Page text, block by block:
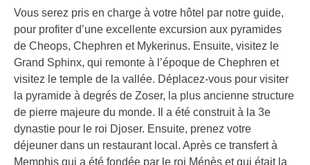
Vous serez pris en charge à votre hôtel par notre guide,
pour profiter d’une excellente excursion aux pyramides
de Cheops, Chephren et Mykerinus. Ensuite, visitez le
Grand Sphinx, qui remonte à l’époque de Chephren et
visitez le temple de la vallée. Déplacez-vous pour visiter
la pyramide à degrés de Zoser, la plus ancienne structure
de pierre majeure du monde. Il a été construit à la 3e
dynastie pour le roi Djoser. Ensuite, prenez votre
déjeuner dans un restaurant local. Après ce transfert à
Memphis qui a été fondée par le roi Ménès et qui était la